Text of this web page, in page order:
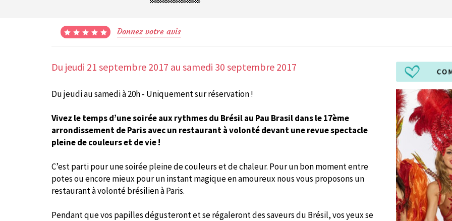
Donnez votre avis
Du jeudi 21 septembre 2017 au samedi 30 septembre 2017
Du jeudi au samedi à 20h - Uniquement sur réservation !
Vivez le temps d’une soirée aux rythmes du Brésil au Pau Brasil dans le 17ème
arrondissement de Paris avec un restaurant à volonté devant une revue spectacle
pleine de couleurs et de vie !
C’est parti pour une soirée pleine de couleurs et de chaleur. Pour un bon moment entre
potes ou encore mieux pour un instant magique en amoureux nous vous proposons un
restaurant à volonté brésilien à Paris.
Pendant que vos papilles dégusteront et se régaleront des saveurs du Brésil, vos yeux se